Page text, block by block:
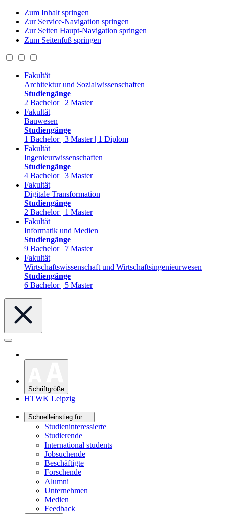
Zum Inhalt springen
Zur Service-Navigation springen
Zur Seiten Haupt-Navigation springen
Zum Seitenfuß springen
Fakultät
Architektur und Sozialwissenschaften
Studiengänge
2 Bachelor | 2 Master
Fakultät
Bauwesen
Studiengänge
1 Bachelor | 3 Master | 1 Diplom
Fakultät
Ingenieurwissenschaften
Studiengänge
4 Bachelor | 3 Master
Fakultät
Digitale Transformation
Studiengänge
2 Bachelor | 1 Master
Fakultät
Informatik und Medien
Studiengänge
9 Bachelor | 7 Master
Fakultät
Wirtschaftswissenschaft und Wirtschaftsingenieurwesen
Studiengänge
6 Bachelor | 5 Master
Schriftgröße
HTWK Leipzig
Schnelleinstieg für ...
Studieninteressierte
Studierende
International students
Jobsuchende
Beschäftigte
Forschende
Alumni
Unternehmen
Medien
Feedback